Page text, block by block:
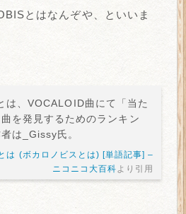
とはなんぞや、といいま
は、VOCALOID曲にて「当た
を発見するためのランキン
は_Gissy氏。
は (ボカロノビスとは) [単語記事] –
ニコニコ大百科より引用